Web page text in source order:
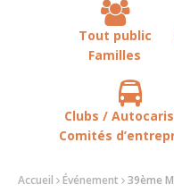
Tout public
Familles
Clubs /
Comités
Accueil Événement 39ème